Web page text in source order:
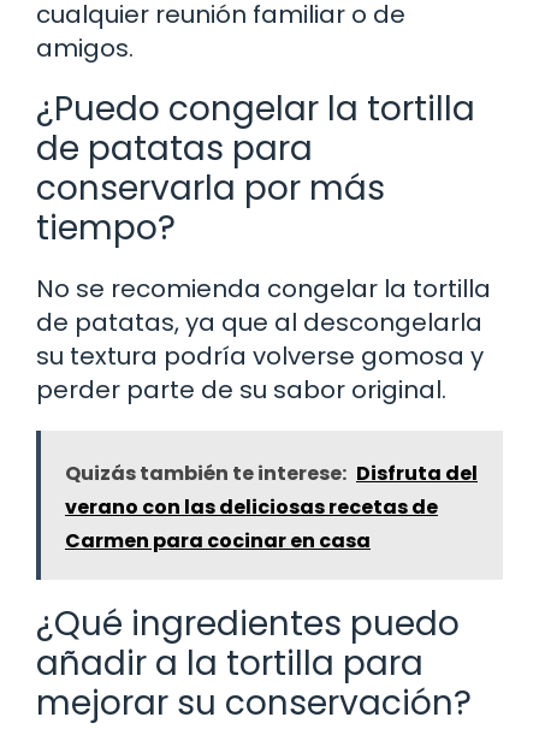
cualquier reunión familiar o de
amigos.
¿Puedo congelar la tortilla
de patatas para
conservarla por más
tiempo?
No se recomienda congelar la tortilla
de patatas, ya que al descongelarla
su textura podría volverse gomosa y
perder parte de su sabor original.
Quizás también te interese: Disfruta del
verano con las deliciosas recetas de
Carmen para cocinar en casa
¿Qué ingredientes puedo
añadir a la tortilla para
mejorar su conservación?